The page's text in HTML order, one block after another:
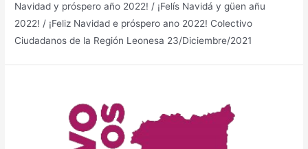
Navidad y próspero año 2022! / ¡Felís Navidá y güen añu
2022! / ¡Feliz Navidad e próspero ano 2022! Colectivo
Ciudadanos de la Región Leonesa 23/Diciembre/2021